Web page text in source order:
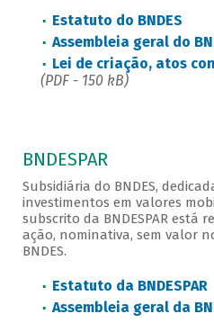
Estatuto do BNDES
Assembleia geral do
Lei de criação, atos
(PDF - 150 kB)
BNDESPAR
Subsidiária do BNDES,
investimentos em valores
subscrito da BNDESPAR está
ação, nominativa, sem valor
BNDES.
Estatuto da BNDESPAR
Assembleia geral da